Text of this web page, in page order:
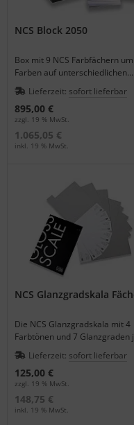
NCS Block 2050
Box mit 9 NCS Farbfächern um
Farben auf unterschiedlichen
Materialien zu identifizieren und
registrieren.
Lieferzeit: sofort lieferbar
895,00 €
zzgl. 19 % MwSt.
1.065,05 €
inkl. 19 % MwSt.
NCS Glanzgradskala
Die NCS Glanzgradskala mit 4
Farbtönen und 7 Glanzgraden
Farbton zur visuellen
Glanzprüfung.
Lieferzeit: sofort lieferbar
125,00 €
zzgl. 19 % MwSt.
148,75 €
inkl. 19 % MwSt.